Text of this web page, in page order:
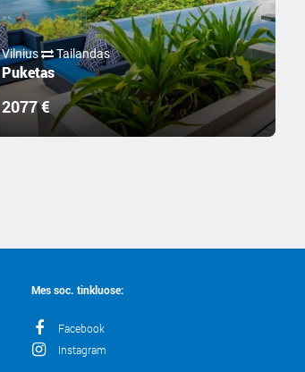
Vilnius Tailandas
Puketas
2077 €
Mes soc. tinkluose:
Facebook
Instagram